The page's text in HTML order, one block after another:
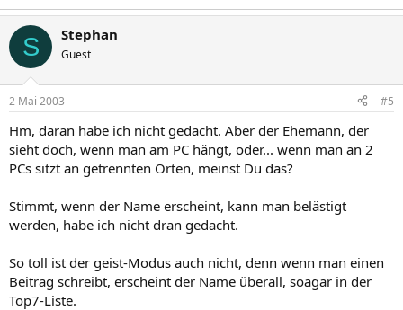
S Stephan
Guest
2 Mai 2003 #5
Hm, daran habe ich nicht gedacht. Aber der Ehemann, der
sieht doch, wenn man am PC hängt, oder... wenn man an 2
PCs sitzt an getrennten Orten, meinst Du das?
Stimmt, wenn der Name erscheint, kann man belästigt
werden, habe ich nicht dran gedacht.
So toll ist der geist-Modus auch nicht, denn wenn man einen
Beitrag schreibt, erscheint der Name überall, soagar in der
Top7-Liste.